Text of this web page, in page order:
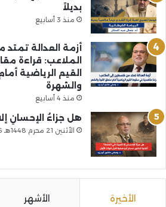
بديلاً
منذ 3 أسابيع
أزمة العدالة
الملاعب: قراءة
القيم الرياضية
والشهرة
منذ 4 أسابيع
هل جزاءُ الإحسانِ
الأثنين 21 محرم 1448هـ 6-7-2026م
الأخيرة الأشهر